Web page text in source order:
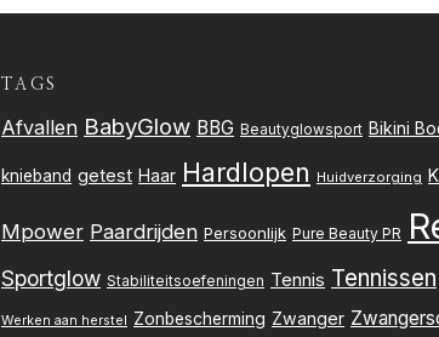
TAGS
Afvallen BabyGlow BBG Beautyglowsport Bikini
knieband getest Haar Hardlopen Huidverzorging
Mpower Paardrijden Persoonlijk Pure Beauty PR
Sportglow Stabiliteitsoefeningen Tennis Tennissen
Werken aan herstel Zonbescherming Zwanger